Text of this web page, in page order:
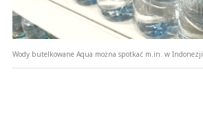
Wody butelkowane Aqua można spotkać m.in. w Indonezji